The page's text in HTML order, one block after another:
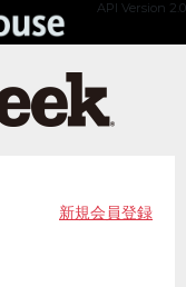
API Version 2.0
新規会員登録